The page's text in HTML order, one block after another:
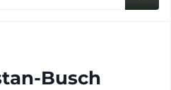
Busch